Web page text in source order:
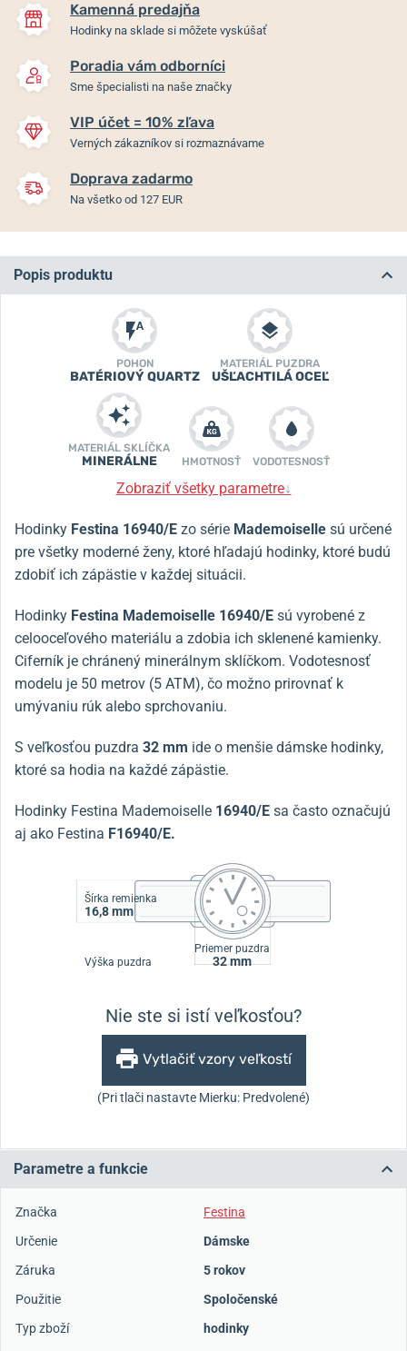
Skladom
109 €
Kamenná predajňa
Hodinky na sklade si môžete vyskúšať
Poradia vám odborníci
Sme špecialisti na naše značky
VIP účet = 10% zľava
Verných zákazníkov si rozmaznávame
Doprava zadarmo
Na všetko od 127 EUR
Popis produktu
POHON
BATÉRIOVÝ QUARTZ
MATERIÁL PUZDRA
UŠĽACHTILÁ OCEĽ
MATERIÁL SKLÍČKA
MINERÁLNE HMOTNOSŤ VODOTESNOSŤ
Zobraziť všetky parametre↓
Hodinky Festina 16940/E zo série Mademoiselle sú určené
pre všetky moderné ženy, ktoré hľadajú hodinky, ktoré budú
zdobiť ich zápästie v každej situácii.
Hodinky Festina Mademoiselle 16940/E sú vyrobené z
celooceľového materiálu a zdobia ich sklenené kamienky.
Ciferník je chránený minerálnym sklíčkom. Vodotesnosť
modelu je 50 metrov (5 ATM), čo možno prirovnať k
umývaniu rúk alebo sprchovaniu.
S veľkosťou puzdra 32 mm ide o menšie dámske hodinky,
ktoré sa hodia na každé zápästie.
Hodinky Festina Mademoiselle 16940/E sa často označujú
aj ako Festina F16940/E.
Šírka remienka
16,8 mm
Výška puzdra
Priemer puzdra
32 mm
Nie ste si istí veľkosťou?
Vytlačiť vzory veľkostí
(Pri tlači nastavte Mierku: Predvolené)
Parametre a funkcie
Značka
Festina
Určenie
Dámske
Záruka
5 rokov
Použitie
Spoločenské
Typ zboží
hodinky